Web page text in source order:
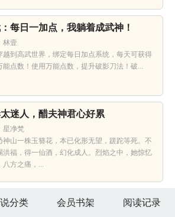
每日一加点，我躺着成武神！
林壹
越到高武世界，绑定每日加点系统，每天可获得
能点数！使用万能点数，提升破影刀法！破...
迷人，醋夫神君心好累
星净梵
神山一株玉簪花，本已化形无望，蹉跎等死。不
洪福，得一仙酒，幻化成人。烈焰之中，她惊忆
八方之痛，...
分类 会员书架 阅读记录